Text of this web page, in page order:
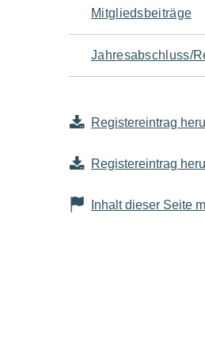
Mitgliedsbeiträge
Jahresabschluss/
Registereintrag
Registereintrag
Inhalt dieser Seite